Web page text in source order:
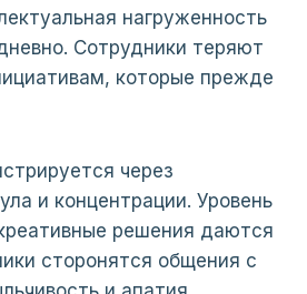
нагруженность
Сотрудники теряют
которые прежде
через
и концентрации. Уровень
решения даются
сторонятся общения с